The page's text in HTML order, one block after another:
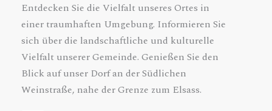
Entdecken Sie die Vielfalt unseres Ortes in
einer traumhaften Umgebung. Informieren Sie
sich über die landschaftliche und kulturelle
Vielfalt unserer Gemeinde. Genießen Sie den
Blick auf unser Dorf an der Südlichen
Weinstraße, nahe der Grenze zum Elsass.